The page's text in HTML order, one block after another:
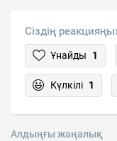
Сіздің
Ұнайды 1
Күлкілі 1
Алдыңғы жаңалық